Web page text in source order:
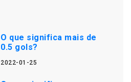
O que significa mais de
0.5 gols?
2022-01-25